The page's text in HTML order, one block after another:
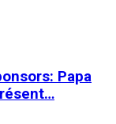
Papa